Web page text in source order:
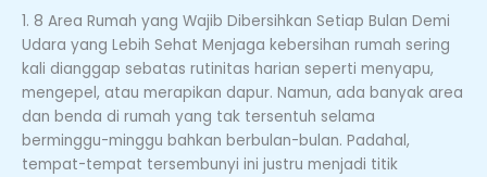
1. 8 Area Rumah yang Wajib Dibersihkan Setiap Bulan Demi
Udara yang Lebih Sehat Menjaga kebersihan rumah sering
kali dianggap sebatas rutinitas harian seperti menyapu,
mengepel, atau merapikan dapur. Namun, ada banyak area
dan benda di rumah yang tak tersentuh selama
berminggu-minggu bahkan berbulan-bulan. Padahal,
tempat-tempat tersembunyi ini justru menjadi titik
Modern
hingga
Tips
Hilangkan
Noda
Lemak
Membandel